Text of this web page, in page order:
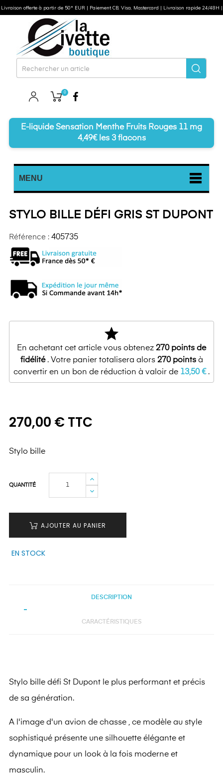
0
E-liquide Sensation Menthe Fruits Rouges 11 mg
4,49€ les 3 flacons
MENU
STYLO BILLE DÉFI GRIS ST DUPONT
Référence : 405735
star
En achetant cet article vous obtenez 270points de
fidélité. Votre panier totalisera alors 270pointsà
convertir en un bon de réduction à valoir de 13,50 €.
270,00 € TTC
Stylo bille
QUANTITÉ
AJOUTER AU PANIER
EN STOCK
DESCRIPTION
CARACTÉRISTIQUES
Stylo bille défi St Dupont le plus performant et précis
de sa génération.
A l'image d'un avion de chasse , ce modèle au style
sophistiqué présente une silhouette élégante et
dynamique pour un look à la fois moderne et
masculin.
Livraison offerte à partir de 50* EUR | Paiement CB, Visa, Mastercard | Livraison rapide 24/48H |